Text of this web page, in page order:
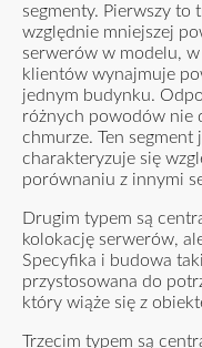
segmenty. Pierwszy
względnie mniejszej
serwerów w modelu,
klientów wynajmuje
jednym budynku.
różnych powodów nie
chmurze. Ten segment
charakteryzuje się
porównaniu z innymi
Drugim typem są
kolokację serwerów,
Specyfika i budowa
przystosowana do
który wiąże się z
Trzecim typem są